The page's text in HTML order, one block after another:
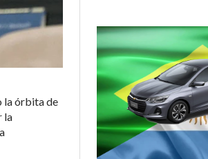
la órbita de
la